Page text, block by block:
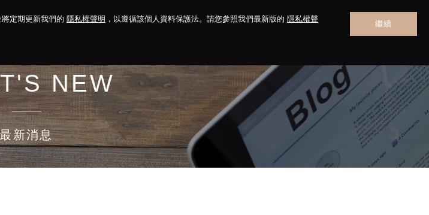
定期更新我們的 隱私權聲明 ，以遵循該個人資料保護法。請您參照我們最新版的 隱私權聲
繼續
資人關係 菁英招募 最新消息 聯絡我們
NEW
最新消息